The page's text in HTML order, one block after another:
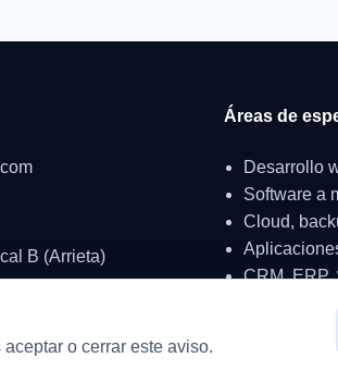
B (Arrieta)
Áreas de
Desarrollo
Software a
Cloud,
CRM, ERP,
o cerrar este aviso.